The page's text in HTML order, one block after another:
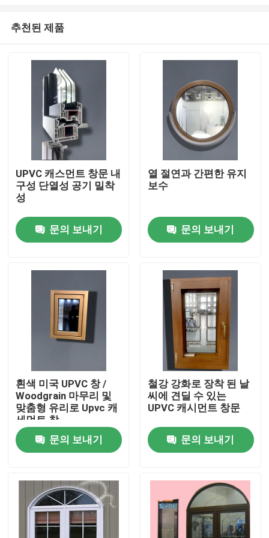
집
제품
우리에 대하여
공장 여행
품질 관리
연락주세요
인용문을 요구하세요
UPVC 문 프로필
UPVC 윈도우 프로파일
추천된 제품
UPVC 캐스먼트 창문 내
구성 단열성 공기 밀착
성
문의 보내기
열 절연과 간편한 유지
보수
문의 보내기
흰색 미국 UPVC 창 /
Woodgrain 마무리 및
맞춤형 유리로 Upvc 캐
세먼트 창
문의 보내기
철강 강화로 장착 된 날
씨에 견딜 수 있는
UPVC 캐시먼트 창문
문의 보내기